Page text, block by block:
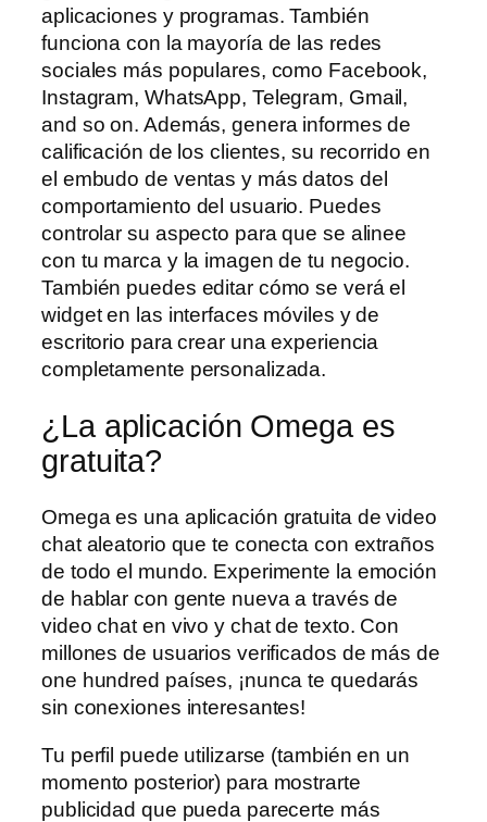
aplicaciones y programas. También
funciona con la mayoría de las redes
sociales más populares, como Facebook,
Instagram, WhatsApp, Telegram, Gmail,
and so on. Además, genera informes de
calificación de los clientes, su recorrido en
el embudo de ventas y más datos del
comportamiento del usuario. Puedes
controlar su aspecto para que se alinee
con tu marca y la imagen de tu negocio.
También puedes editar cómo se verá el
widget en las interfaces móviles y de
escritorio para crear una experiencia
completamente personalizada.
¿La aplicación Omega es
gratuita?
Omega es una aplicación gratuita de video
chat aleatorio que te conecta con extraños
de todo el mundo. Experimente la emoción
de hablar con gente nueva a través de
video chat en vivo y chat de texto. Con
millones de usuarios verificados de más de
one hundred países, ¡nunca te quedarás
sin conexiones interesantes!
Tu perfil puede utilizarse (también en un
momento posterior) para mostrarte
publicidad que pueda parecerte más